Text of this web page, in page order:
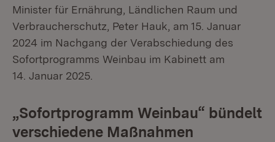
Minister für Ernährung, Ländlichen Raum und
Verbraucherschutz, Peter Hauk, am 15. Januar
2024 im Nachgang der Verabschiedung des
Sofortprogramms Weinbau im Kabinett am
14. Januar 2025.
„Sofortprogramm Weinbau“ bündelt
verschiedene Maßnahmen